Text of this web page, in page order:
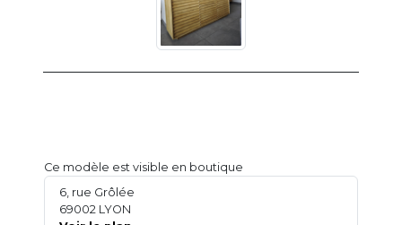
Ce modèle est visible en boutique
6, rue Grôlée
69002 LYON